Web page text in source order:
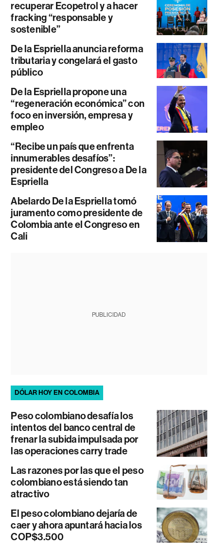
recuperar Ecopetrol y a hacer
fracking “responsable y
sostenible”
De la Espriella anuncia reforma
tributaria y congelará el gasto
público
De la Espriella propone una
“regeneración económica” con
foco en inversión, empresa y
empleo
“Recibe un país que enfrenta
innumerables desafíos”:
presidente del Congreso a De la
Espriella
Abelardo De la Espriella tomó
juramento como presidente de
Colombia ante el Congreso en
Cali
PUBLICIDAD
DÓLAR HOY EN COLOMBIA
Peso colombiano desafía los
intentos del banco central de
frenar la subida impulsada por
las operaciones carry trade
Las razones por las que el peso
colombiano está siendo tan
atractivo
El peso colombiano dejaría de
caer y ahora apuntará hacia los
COP$3.500